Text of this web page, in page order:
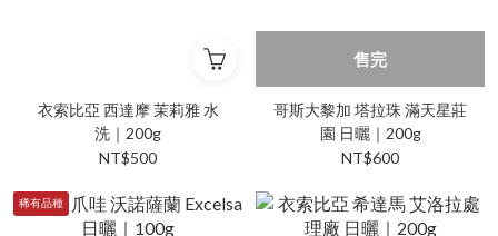
衣索比亞 西達摩 茉莉雅 水
洗｜200g
NT$500
售完
哥斯大黎加 塔拉珠 滿天星莊
園 日曬｜200g
NT$600
稀有品種